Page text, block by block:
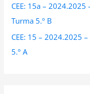
CEE: 15a –
Turma 5.º B
CEE: 15 – 2024.2025
5.º A